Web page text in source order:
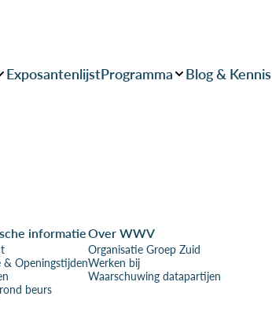
ExposantenlijstProgramma Blog & Kennis
informatie
& Openingstijden
beurs
Over WWV
Organisatie Groep Zuid
Werken bij
Waarschuwing datapartijen